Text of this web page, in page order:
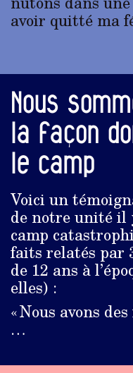
avoir quitté ma
Nous
la façon
le camp
Voici un
de notre unité il
camp
faits relatés par
de 12 ans à
elles) :
« Nous avons
…